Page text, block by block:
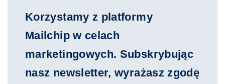
Korzystamy z platformy
Mailchip w celach
marketingowych. Subskrybując
nasz newsletter, wyrażasz zgodę